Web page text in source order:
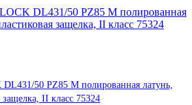
50 PZ85 M полированная латунь,
II класс 75324